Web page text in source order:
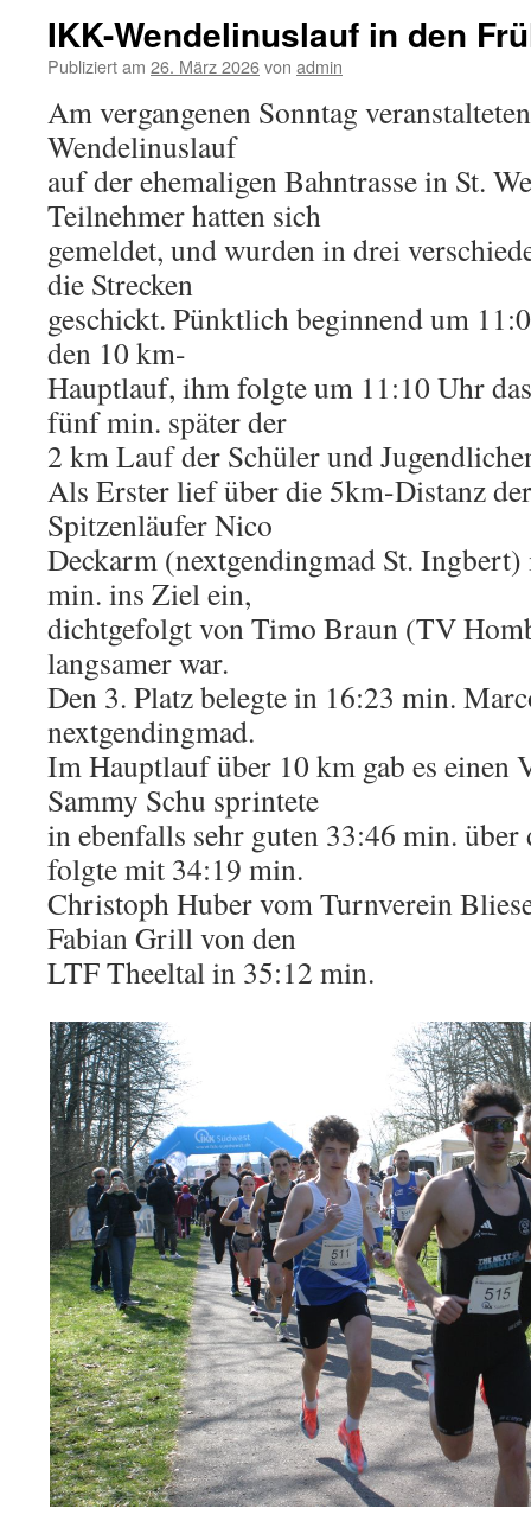
IKK-Wendelinuslauf in den
Publiziert am 26. März 2026von admin
Am vergangenen Sonntag
Wendelinuslauf
auf der ehemaligen Bahntrasse in St.
Teilnehmer hatten sich
gemeldet, und wurden in drei
die Strecken
geschickt. Pünktlich beginnend um
den 10 km-
Hauptlauf, ihm folgte um 11:10 Uhr
fünf min. später der
2 km Lauf der Schüler und
Als Erster lief über die 5km-Distanz
Spitzenläufer Nico
Deckarm (nextgendingmad St.
min. ins Ziel ein,
dichtgefolgt von Timo Braun (TV
langsamer war.
Den 3. Platz belegte in 16:23 min.
nextgendingmad.
Im Hauptlauf über 10 km gab es einen
Sammy Schu sprintete
in ebenfalls sehr guten 33:46 min.
folgte mit 34:19 min.
Christoph Huber vom Turnverein
Fabian Grill von den
LTF Theeltal in 35:12 min.